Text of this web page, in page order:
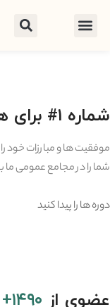
شماره ۱# برای هنرمندان
موفقیت ها و مبارزات خود
شما را در مجامع عمومی ما
دوره ها را پیدا کنید
عضوی از ۱۴۹۰+